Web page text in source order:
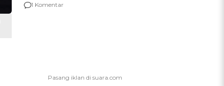
Berencana Pakai Jimat di Pakansari
1 Komentar